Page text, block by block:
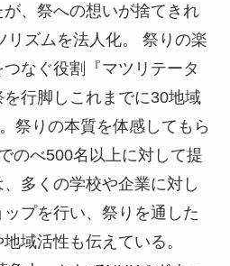
、祭への想いが捨てきれ
リズムを法人化。 祭りの楽
なぐ役割『マツリテータ
行脚しこれまでに30地域
祭りの本質を体感してもら
のべ500名以上に対して提
多くの学校や企業に対し
プを行い、祭りを通した
域活性も伝えている。